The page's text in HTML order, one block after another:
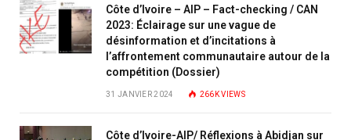
Côte d’Ivoire – AIP – Fact-checking / CAN
2023: Éclairage sur une vague de
désinformation et d’incitations à
l’affrontement communautaire autour de la
compétition (Dossier)
31 JANVIER 2024 266KVIEWS
Côte d’Ivoire-AIP/ Réflexions à Abidjan sur